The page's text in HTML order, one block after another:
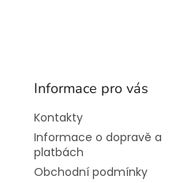
Informace pro vás
Kontakty
Informace o dopravě a
platbách
Obchodní podmínky